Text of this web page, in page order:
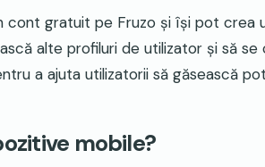
cont gratuit pe Fruzo și își pot crea
alte profiluri de utilizator și să
a ajuta utilizatorii să găsească
mobile?